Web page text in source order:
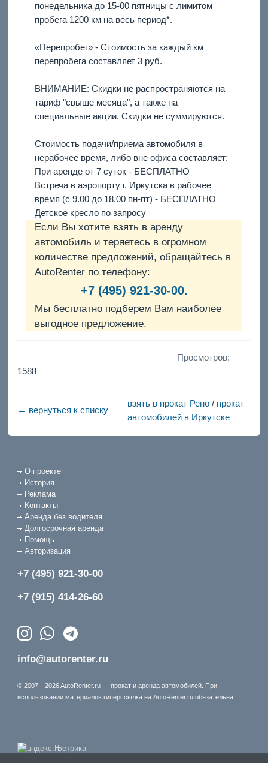
понедельника до 15-00 пятницы с лимитом
пробега 1200 км на весь период*.
«Перепробег» - Стоимость за каждый км
перепробега составляет 3 руб.
ВНИМАНИЕ: Скидки не распространяются на
тариф "свыше месяца", а также на
специальные акции. Скидки не суммируются.
Стоимость подачи/приема автомобиля в
нерабочее время, либо вне офиса составляет:
При аренде от 7 суток - БЕСПЛАТНО
Встреча в аэропорту г. Иркутска в рабочее
время (с 9.00 до 18.00 пн-пт) - БЕСПЛАТНО
Детское кресло по запросу
Если Вы хотите взять в аренду
автомобиль и теряетесь в огромном
количестве предложений, обращайтесь в
AutoRenter по телефону:
+7 (495) 921-30-00.
Мы бесплатно подберем Вам наиболее
выгодное предложение.
Просмотров:
1588
← вернуться к списку
взять в прокат Рено / прокат
автомобилей в Иркутске
О проекте
История
Реклама
Контакты
Аренда без водителя
Долгосрочная аренда
Помощь
Авторизация
+7 (495) 921-30-00
+7 (915) 414-26-60
info@autorenter.ru
© 2007—2026 AutoRenter.ru — прокат и аренда автомобилей. При
использовании материалов гиперссылка на AutoRenter.ru обязательна.